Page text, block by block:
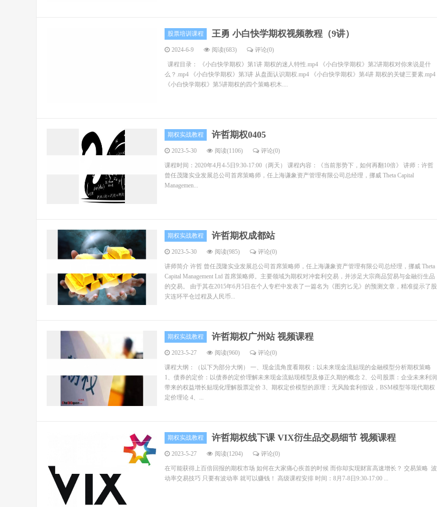
股票培训课程 王勇 小白快学期权视频教程（9讲）
2024-6-9 阅读(683) 评论(0)
课程目录： 《小白快学期权》第1讲 期权的迷人特性.mp4 《小白快学期权》第2讲期权对你来说是什
么？.mp4 《小白快学期权》第3讲 从盘面认识期权.mp4 《小白快学期权》第4讲 期权的关键三要素.mp4
《小白快学期权》第5讲期权的四个策略积木....
期权实战教程 许哲期权0405
2023-5-30 阅读(1106) 评论(0)
课程时间：2020年4月4-5日9:30-17:00（两天） 课程内容：《当前形势下，如何再翻10倍》 讲师：许哲
曾任茂隆实业发展总公司首席策略师，任上海谦象资产管理有限公司总经理，挪威 Theta Capital
Managemen...
期权实战教程 许哲期权成都站
2023-5-30 阅读(985) 评论(0)
讲师简介 许哲 曾任茂隆实业发展总公司首席策略师，任上海谦象资产管理有限公司总经理，挪威 Theta
Capital Management Ltd 首席策略师。主要领域为期权对冲套利交易，并涉足大宗商品贸易与金融衍生品
的交易。 由于其在2015年6月5日在个人专栏中发表了一篇名为《图穷匕见》的预测文章，精准提示了股
灾连环平仓过程及人民币...
期权实战教程 许哲期权广州站 视频课程
2023-5-27 阅读(960) 评论(0)
课程大纲：（以下为部分大纲） 一、现金流角度看期权：以未来现金流贴现的金融模型分析期权策略
1、债券的定价：以债券的定价理解未来现金流贴现模型及修正久期的概念 2、公司股票：企业未来利润
带来的权益增长贴现化理解股票定价 3、期权定价模型的原理：无风险套利假设，BSM模型等现代期权
定价理论 4、...
期权实战教程 许哲期权线下课 VIX衍生品交易细节 视频课程
2023-5-27 阅读(1204) 评论(0)
在可能获得上百倍回报的期权市场 如何在大家痛心疾首的时候 而你却实现财富高速增长？ 交易策略 波
动率交易技巧 只要有波动率 就可以赚钱！ 高级课程安排 时间：8月7-8日9:30-17:00 ...